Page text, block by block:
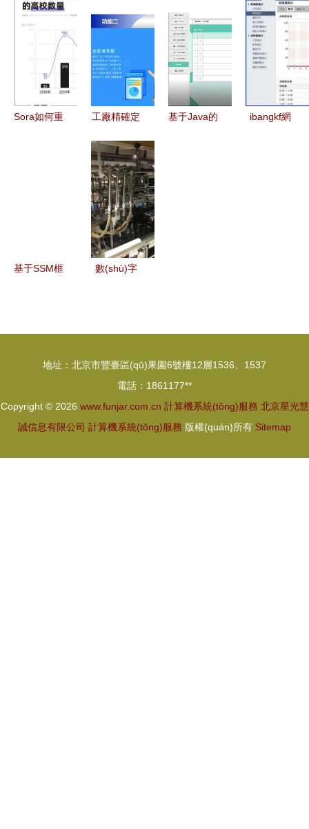
資管理系統
(tǒng)設計
慧養(yǎng)
老服務系統
(tǒng)設計
與實現
(xiàn)
對 意法半
導體如何引
領工業(yè)
自動化新篇
章
浙江小縣城
如何借
力“計算機
系統(tǒng)
服務”蟬聯
(lián)旅游
Sora如何重
工廠精確定
(tǒng)解決
方案 蘇州
陸禾以專業
(yè)計算機
系統(tǒng)
服務鑄就誠
基于Java的
ibangkf網
基于SSM框
(tǒng)設計
(xiàn)
數(shù)字
如何重塑經
(jīng)濟格
局
地址：北京市豐臺區(qū)果園6號樓12層1536、1537
電話：1861177**
Copyright © 2026 www.funjar.com.cn 計算機系統(tǒng)服務 北京星光慧
誠信息有限公司 計算機系統(tǒng)服務 版權(quán)所有 Sitemap